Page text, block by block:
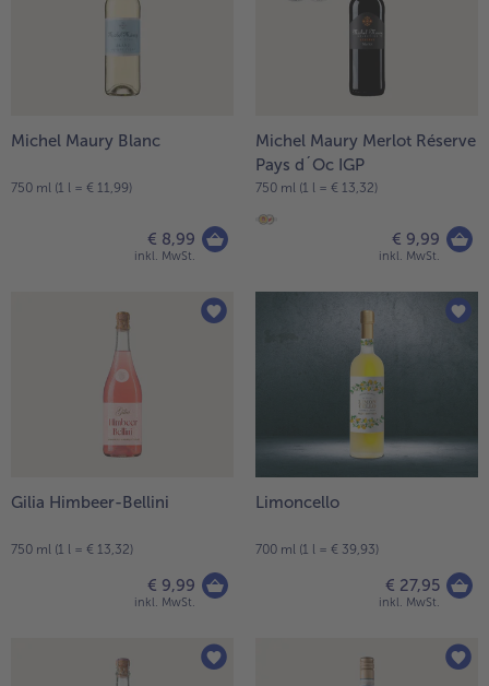
Michel Maury Blanc
750 ml (1 l = € 11,99)
€ 8,99
inkl. MwSt.
Michel Maury Merlot Réserve
Pays d´Oc IGP
750 ml (1 l = € 13,32)
€ 9,99
inkl. MwSt.
Gilia Himbeer-Bellini
750 ml (1 l = € 13,32)
€ 9,99
inkl. MwSt.
Limoncello
700 ml (1 l = € 39,93)
€ 27,95
inkl. MwSt.